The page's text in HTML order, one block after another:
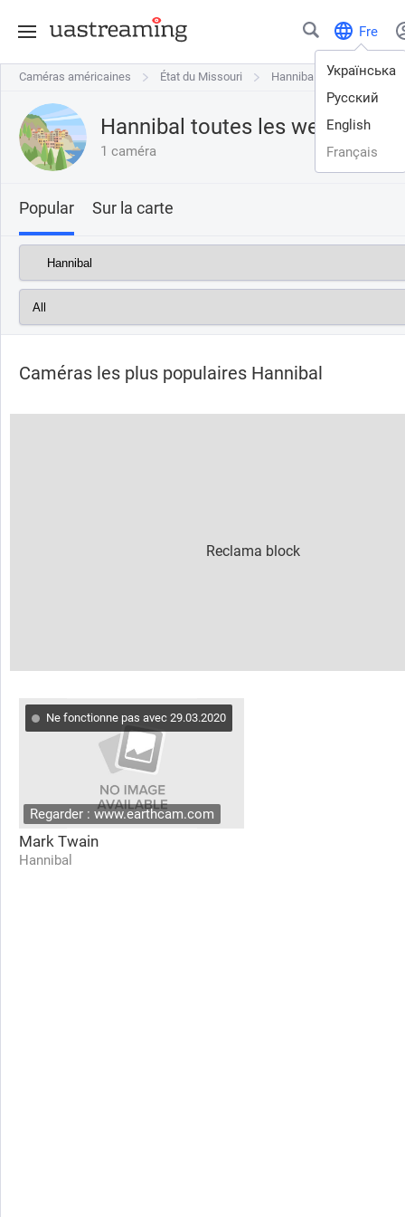
Fre
Українська
Русский
English
Français
Caméras américaines État du Missouri Hannibal
Caméras américaines État du Missouri Hannibal
Hannibal toutes les webcams
1 caméra
Popular Sur la carte
Caméras les plus populaires Hannibal
Ne fonctionne pas avec 29.03.2020
Regarder : www.earthcam.com
Mark Twain
Hannibal